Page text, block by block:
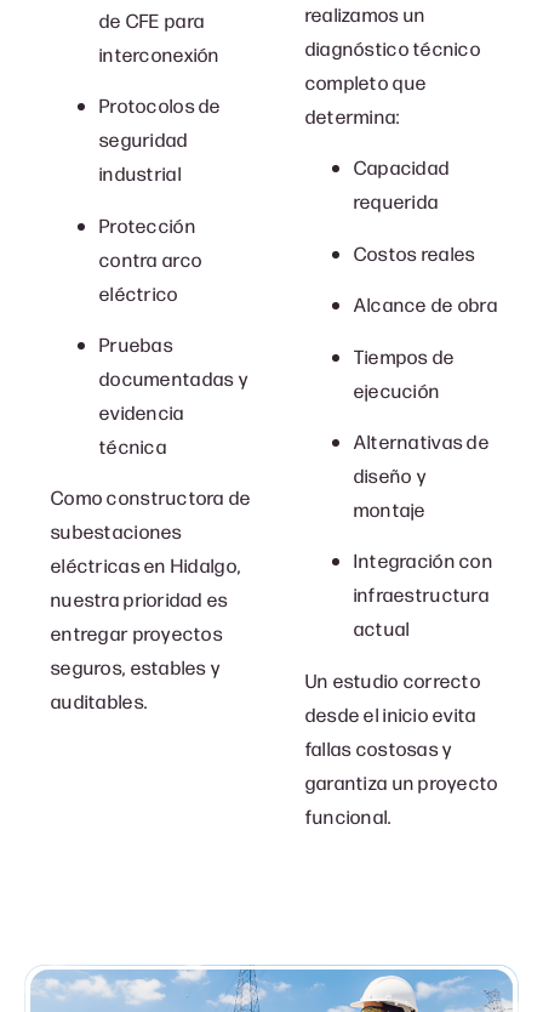
de CFE para
interconexión
Protocolos de
seguridad
industrial
Protección
contra arco
eléctrico
Pruebas
documentadas y
evidencia
técnica
Como constructora de
subestaciones
eléctricas en Hidalgo,
nuestra prioridad es
entregar proyectos
seguros, estables y
auditables.
realizamos un
diagnóstico técnico
completo que
determina:
Capacidad
requerida
Costos reales
Alcance de obra
Tiempos de
ejecución
Alternativas de
diseño y
montaje
Integración con
infraestructura
actual
Un estudio correcto
desde el inicio evita
fallas costosas y
garantiza un proyecto
funcional.